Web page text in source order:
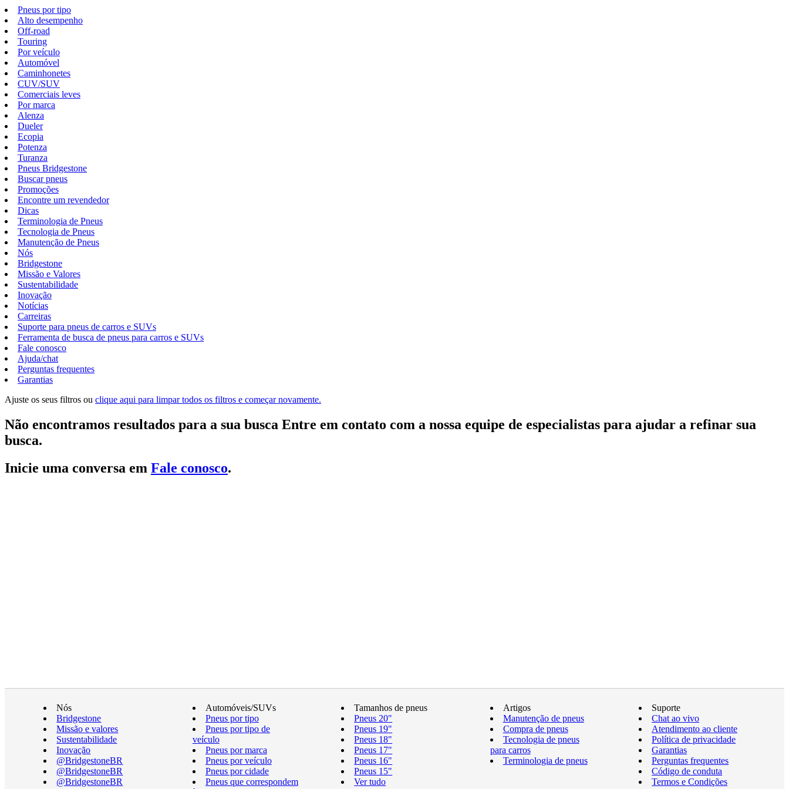
Pneus por tipo
Alto desempenho
Off-road
Touring
Por veículo
Automóvel
Caminhonetes
CUV/SUV
Comerciais leves
Por marca
Alenza
Dueler
Ecopia
Potenza
Turanza
Pneus Bridgestone
Buscar pneus
Promoções
Encontre um revendedor
Dicas
Terminologia de Pneus
Tecnologia de Pneus
Manutenção de Pneus
Nós
Bridgestone
Missão e Valores
Sustentabilidade
Inovação
Notícias
Carreiras
Suporte para pneus de carros e SUVs
Ferramenta de busca de pneus para carros e SUVs
Fale conosco
Ajuda/chat
Perguntas frequentes
Garantias
Ajuste os seus filtros ou clique aqui para limpar todos os filtros e começar novamente.
Não encontramos resultados para a sua busca Entre em contato com a nossa equipe de especialistas para ajudar a refinar sua
busca.
Inicie uma conversa em Fale conosco.
Nós
Bridgestone
Missão e valores
Sustentabilidade
Inovação
@BridgestoneBR
@BridgestoneBR
@BridgestoneBR
Automóveis/SUVs
Pneus por tipo
Pneus por tipo de
veículo
Pneus por marca
Pneus por veículo
Pneus por cidade
Pneus que correspondem
Tamanhos de pneus
Pneus 20"
Pneus 19"
Pneus 18"
Pneus 17"
Pneus 16"
Pneus 15"
Ver tudo
Artigos
Manutenção de pneus
Compra de pneus
Tecnologia de pneus
para carros
Terminologia de pneus
Suporte
Chat ao vivo
Atendimento ao cliente
Política de privacidade
Garantias
Perguntas frequentes
Código de conduta
Termos e Condições